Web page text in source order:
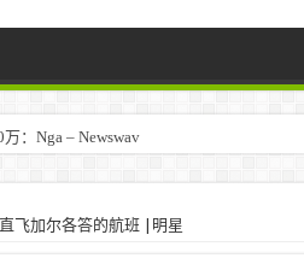
：Nga – Newswav
Monitor
飞加尔各答的航班 |明星